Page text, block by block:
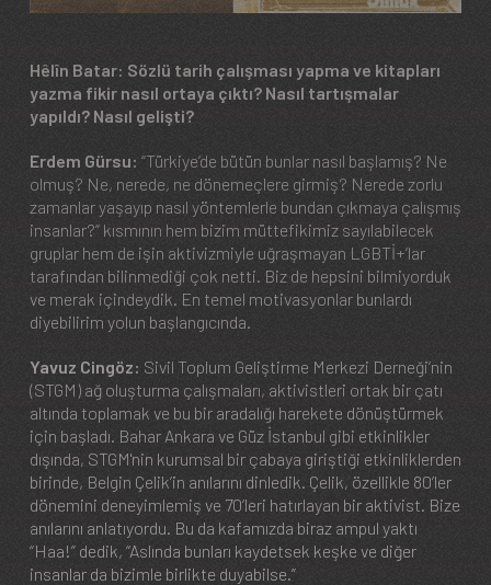
Hêlîn Batar: Sözlü tarih çalışması yapma ve kitapları
yazma fikir nasıl ortaya çıktı? Nasıl tartışmalar
yapıldı? Nasıl gelişti?
Erdem Gürsu: “Türkiye’de bütün bunlar nasıl başlamış? Ne
olmuş? Ne, nerede, ne dönemeçlere girmiş? Nerede zorlu
zamanlar yaşayıp nasıl yöntemlerle bundan çıkmaya çalışmış
insanlar?” kısmının hem bizim müttefikimiz sayılabilecek
gruplar hem de işin aktivizmiyle uğraşmayan LGBTİ+’lar
tarafından bilinmediği çok netti. Biz de hepsini bilmiyorduk
ve merak içindeydik. En temel motivasyonlar bunlardı
diyebilirim yolun başlangıcında.
Yavuz Cingöz: Sivil Toplum Geliştirme Merkezi Derneği’nin
(STGM) ağ oluşturma çalışmaları, aktivistleri ortak bir çatı
altında toplamak ve bu bir aradalığı harekete dönüştürmek
için başladı. Bahar Ankara ve Güz İstanbul gibi etkinlikler
dışında, STGM'nin kurumsal bir çabaya giriştiği etkinliklerden
birinde, Belgin Çelik’in anılarını dinledik. Çelik, özellikle 80’ler
dönemini deneyimlemiş ve 70’leri hatırlayan bir aktivist. Bize
anılarını anlatıyordu. Bu da kafamızda biraz ampul yaktı
“Haa!” dedik, “Aslında bunları kaydetsek keşke ve diğer
insanlar da bizimle birlikte duyabilse.”